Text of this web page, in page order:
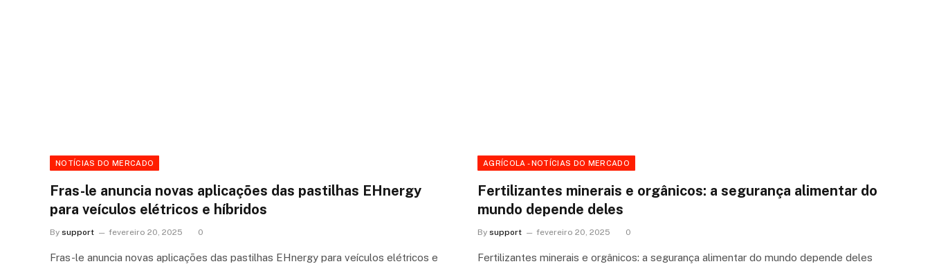
NOTÍCIAS DO MERCADO
Fras-le anuncia novas aplicações das pastilhas EHnergy
para veículos elétricos e híbridos
By support fevereiro 20, 2025 0
Fras-le anuncia novas aplicações das pastilhas EHnergy para veículos elétricos e
AGRÍCOLA - NOTÍCIAS DO MERCADO
Fertilizantes minerais e orgânicos: a segurança alimentar do
mundo depende deles
By support fevereiro 20, 2025 0
Fertilizantes minerais e orgânicos: a segurança alimentar do mundo depende deles